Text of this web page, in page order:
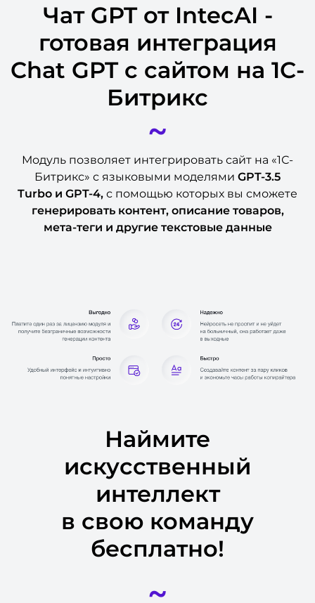
Чат GPT от IntecAI -
готовая интеграция
Chat GPT с сайтом на 1С-
Битрикс
~
Модуль позволяет интегрировать сайт на «1С-
Битрикс» с языковыми моделями GPT-3.5
Turbo и GPT-4, с помощью которых вы сможете
генерировать контент, описание товаров,
мета-теги и другие текстовые данные
Наймите
искусственный
интеллект
в свою команду
бесплатно!
~